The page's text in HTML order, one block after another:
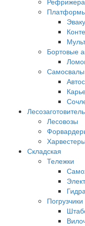
Бортовые
Самосвалы
Лесовозы
Харвестеры
Складская
Тележки
Погрузчики